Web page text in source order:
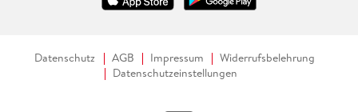
Datenschutz AGB Impressum
Widerrufsbelehrung
Datenschutzeinstellungen